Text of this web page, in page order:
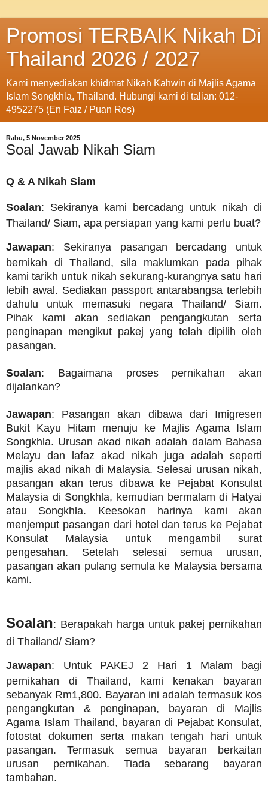
Promosi TERBAIK Nikah Di
Thailand 2026 / 2027
Kami menyediakan khidmat Nikah Kahwin di Majlis Agama
Islam Songkhla, Thailand. Hubungi kami di talian: 012-
4952275 (En Faiz / Puan Ros)
Rabu, 5 November 2025
Soal Jawab Nikah Siam
Q & A Nikah Siam
Soalan: Sekiranya kami bercadang untuk nikah di
Thailand/ Siam, apa persiapan yang kami perlu buat?
Jawapan: Sekiranya pasangan bercadang untuk
bernikah di Thailand, sila maklumkan pada pihak
kami tarikh untuk nikah sekurang-kurangnya satu hari
lebih awal. Sediakan passport antarabangsa terlebih
dahulu untuk memasuki negara Thailand/ Siam.
Pihak kami akan sediakan pengangkutan serta
penginapan mengikut pakej yang telah dipilih oleh
pasangan.
Soalan: Bagaimana proses pernikahan akan
dijalankan?
Jawapan: Pasangan akan dibawa dari Imigresen
Bukit Kayu Hitam menuju ke Majlis Agama Islam
Songkhla. Urusan akad nikah adalah dalam Bahasa
Melayu dan lafaz akad nikah juga adalah seperti
majlis akad nikah di Malaysia. Selesai urusan nikah,
pasangan akan terus dibawa ke Pejabat Konsulat
Malaysia di Songkhla, kemudian bermalam di Hatyai
atau Songkhla. Keesokan harinya kami akan
menjemput pasangan dari hotel dan terus ke Pejabat
Konsulat Malaysia untuk mengambil surat
pengesahan. Setelah selesai semua urusan,
pasangan akan pulang semula ke Malaysia bersama
kami.
Soalan: Berapakah harga untuk pakej pernikahan
di Thailand/ Siam?
Jawapan: Untuk PAKEJ 2 Hari 1 Malam bagi
pernikahan di Thailand, kami kenakan bayaran
sebanyak Rm1,800. Bayaran ini adalah termasuk kos
pengangkutan & penginapan, bayaran di Majlis
Agama Islam Thailand, bayaran di Pejabat Konsulat,
fotostat dokumen serta makan tengah hari untuk
pasangan. Termasuk semua bayaran berkaitan
urusan pernikahan. Tiada sebarang bayaran
tambahan.